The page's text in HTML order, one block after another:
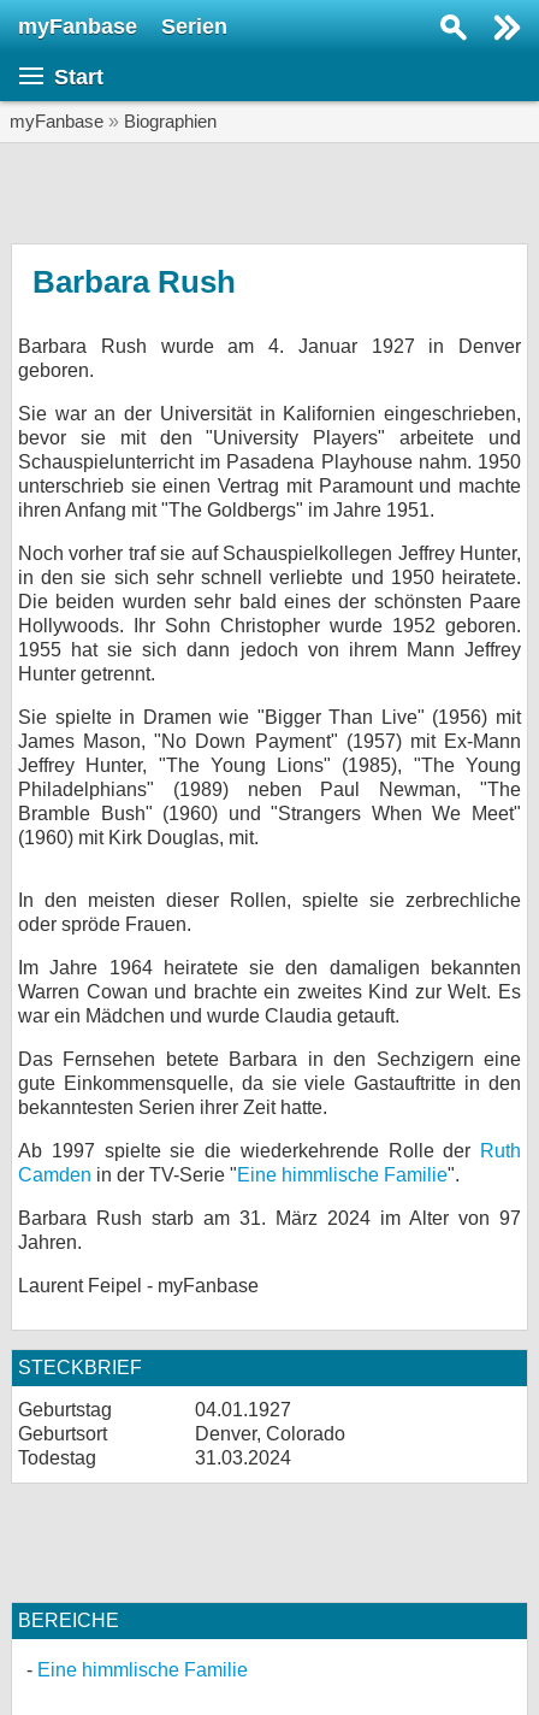
myFanbase Serien
Start
myFanbase » Biographien
Barbara Rush
Barbara Rush wurde am 4. Januar 1927 in Denver
geboren.
Sie war an der Universität in Kalifornien eingeschrieben,
bevor sie mit den "University Players" arbeitete und
Schauspielunterricht im Pasadena Playhouse nahm. 1950
unterschrieb sie einen Vertrag mit Paramount und machte
ihren Anfang mit "The Goldbergs" im Jahre 1951.
Noch vorher traf sie auf Schauspielkollegen Jeffrey Hunter,
in den sie sich sehr schnell verliebte und 1950 heiratete.
Die beiden wurden sehr bald eines der schönsten Paare
Hollywoods. Ihr Sohn Christopher wurde 1952 geboren.
1955 hat sie sich dann jedoch von ihrem Mann Jeffrey
Hunter getrennt.
Sie spielte in Dramen wie "Bigger Than Live" (1956) mit
James Mason, "No Down Payment" (1957) mit Ex-Mann
Jeffrey Hunter, "The Young Lions" (1985), "The Young
Philadelphians" (1989) neben Paul Newman, "The
Bramble Bush" (1960) und "Strangers When We Meet"
(1960) mit Kirk Douglas, mit.
In den meisten dieser Rollen, spielte sie zerbrechliche
oder spröde Frauen.
Im Jahre 1964 heiratete sie den damaligen bekannten
Warren Cowan und brachte ein zweites Kind zur Welt. Es
war ein Mädchen und wurde Claudia getauft.
Das Fernsehen betete Barbara in den Sechzigern eine
gute Einkommensquelle, da sie viele Gastauftritte in den
bekanntesten Serien ihrer Zeit hatte.
Ab 1997 spielte sie die wiederkehrende Rolle der Ruth
Camden in der TV-Serie "Eine himmlische Familie".
Barbara Rush starb am 31. März 2024 im Alter von 97
Jahren.
Laurent Feipel - myFanbase
STECKBRIEF
Geburtstag
04.01.1927
Geburtsort
Denver, Colorado
Todestag
31.03.2024
BEREICHE
Eine himmlische Familie
KULTUR
SERVICE
Gewinnspiele
Forum
bei X
bei Facebook
Nutzungsbedingungen
Datenschutz
Impressum
myFanbase